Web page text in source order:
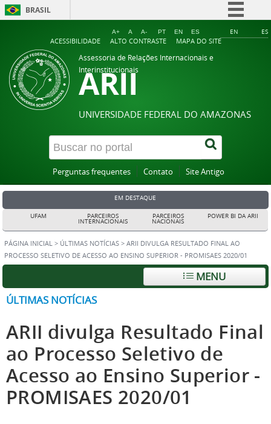
BRASIL
Simplifique!
EN ES
ACESSIBILIDADE ALTO CONTRASTE MAPA DO SITE
A+ A A- PT EN ES
Assessoria de Relações Internacionais e
Interinstitucionais
ARII
UNIVERSIDADE FEDERAL DO AMAZONAS
Perguntas frequentes Contato Site Antigo
EM DESTAQUE
UFAM PARCEIROS
INTERNACIONAIS
PARCEIROS
NACIONAIS
POWER BI DA ARII
PÁGINA INICIAL > ÚLTIMAS NOTÍCIAS > ARII DIVULGA RESULTADO FINAL AO
PROCESSO SELETIVO DE ACESSO AO ENSINO SUPERIOR - PROMISAES 2020/01
MENU
ÚLTIMAS NOTÍCIAS
ARII divulga Resultado Final
ao Processo Seletivo de
Acesso ao Ensino Superior -
PROMISAES 2020/01